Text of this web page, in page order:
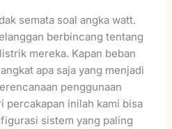
semata soal angka watt.
berbincang tentang
mereka. Kapan beban
apa saja yang menjadi
penggunaan
percakapan inilah kami bisa
sistem yang paling